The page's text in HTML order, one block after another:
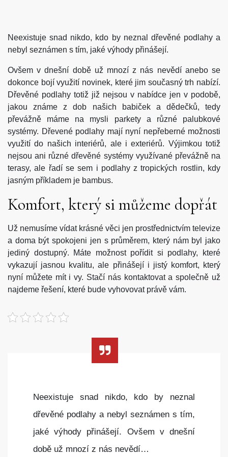
Neexistuje snad nikdo, kdo by neznal dřevěné podlahy a
nebyl seznámen s tím, jaké výhody přinášejí.
Ovšem v dnešní době už mnozí z nás nevědí anebo se
dokonce bojí využití novinek, které jim současný trh nabízí.
Dřevěné podlahy totiž již nejsou v nabídce jen v podobě,
jakou známe z dob našich babiček a dědečků, tedy
převážně máme na mysli parkety a různé palubkové
systémy. Dřevené podlahy mají nyní nepřeberné možnosti
využití do našich interiérů, ale i exteriérů. Výjimkou totiž
nejsou ani různé dřevěné systémy využívané převážně na
terasy, ale řadí se sem i podlahy z tropických rostlin, kdy
jasným příkladem je bambus.
Komfort, který si můžeme dopřát
Už nemusíme vídat krásné věci jen prostřednictvím televize
a doma být spokojeni jen s průměrem, který nám byl jako
jediný dostupný. Máte možnost pořídit si podlahy, které
vykazují jasnou kvalitu, ale přinášejí i jistý komfort, který
nyní můžete mít i vy. Stačí nás kontaktovat a společně už
najdeme řešení, které bude vyhovovat právě vám.
Neexistuje snad nikdo, kdo by neznal
dřevěné podlahy a nebyl seznámen s tím,
jaké výhody přinášejí. Ovšem v dnešní
době už mnozí z nás nevědí…